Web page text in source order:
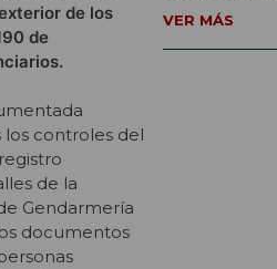
de los
de
los controles del
de la
Gendarmería
documentos
VER MÁS